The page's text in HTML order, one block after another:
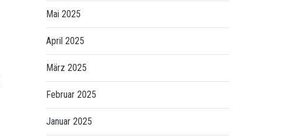
Mai 2025
April 2025
März 2025
Februar 2025
Januar 2025